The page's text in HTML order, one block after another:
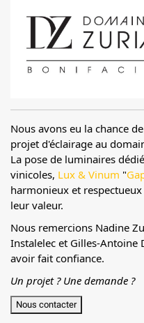
Nous avons eu la chance
projet d'éclairage au
La pose de luminaires
vinicoles, Lux & Vinum "
harmonieux et
leur valeur.
Nous remercions Nadine
Instalelec et Gilles-Antoine
avoir fait confiance.
Un projet ? Une demande ?
Nous contacter